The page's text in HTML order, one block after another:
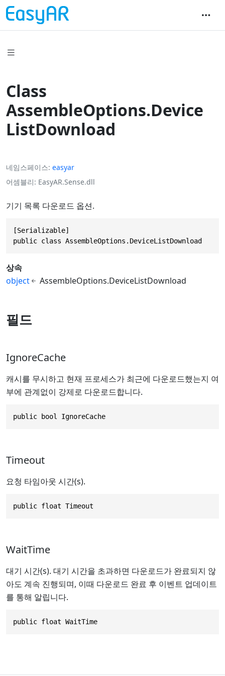
Class
AssembleOptions.Device
ListDownload
네임스페이스 easyar
어셈블리 EasyAR.Sense.dll
기기 목록 다운로드 옵션.
[Serializable]
public class AssembleOptions.DeviceListDownload
상속
object
AssembleOptions.DeviceListDownload
필드
IgnoreCache
캐시를 무시하고 현재 프로세스가 최근에 다운로드했는지 여
부에 관계없이 강제로 다운로드합니다.
public bool IgnoreCache
Timeout
요청 타임아웃 시간(s).
public float Timeout
WaitTime
대기 시간(s). 대기 시간을 초과하면 다운로드가 완료되지 않
아도 계속 진행되며, 이때 다운로드 완료 후 이벤트 업데이트
를 통해 알립니다.
public float WaitTime